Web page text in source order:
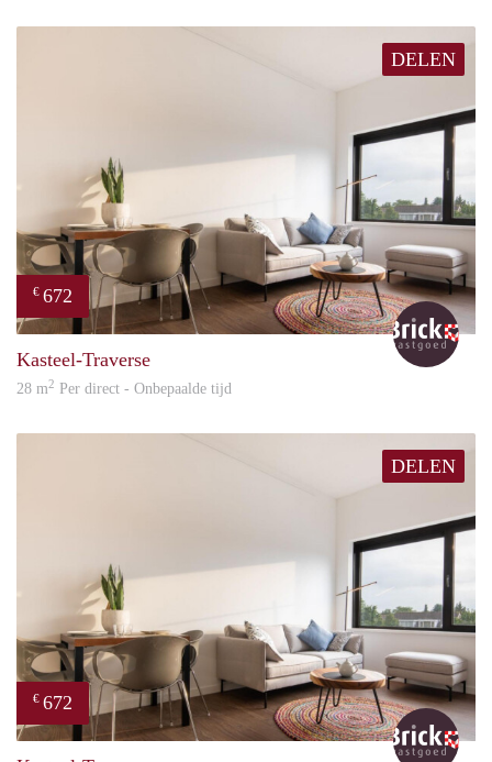
DELEN
€ 672
Brick
Kasteel-Traverse
28 m2 Per direct - Onbepaalde tijd
DELEN
€ 672
Brick